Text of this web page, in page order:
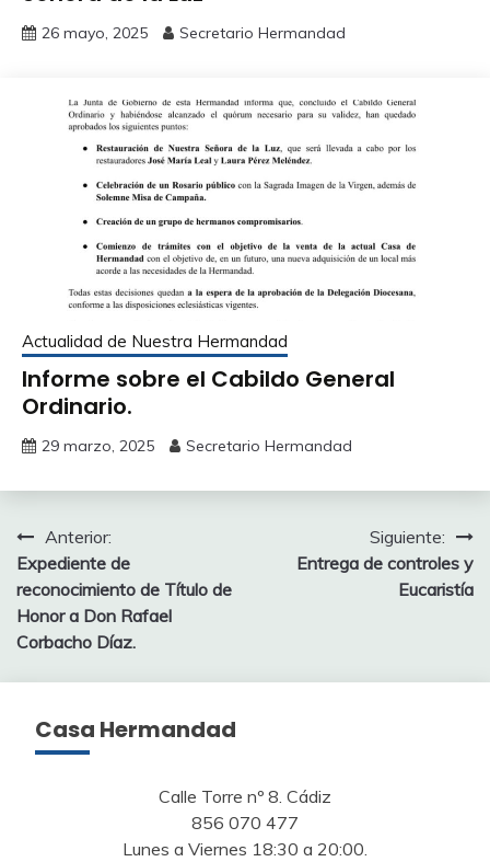
26 mayo, 2025 Secretario Hermandad
Actualidad de Nuestra Hermandad
Informe sobre el Cabildo General
Ordinario.
29 marzo, 2025 Secretario Hermandad
Navegación
de
entradas
Anterior:
Expediente de
reconocimiento de Título de
Honor a Don Rafael
Corbacho Díaz.
Siguiente:
Entrega de controles y
Eucaristía
Casa Hermandad
Calle Torre nº 8. Cádiz
856 070 477
Lunes a Viernes 18:30 a 20:00.